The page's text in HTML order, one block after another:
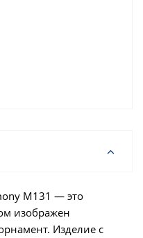
М131 — это
изображен
Изделие с